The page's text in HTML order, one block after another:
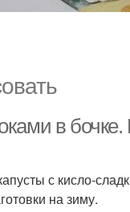
в
с кисло-
на зиму.